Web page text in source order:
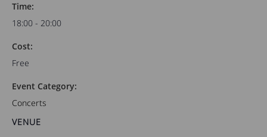
Time:
18:00 - 20:00
Cost:
Free
Event Category:
Concerts
VENUE